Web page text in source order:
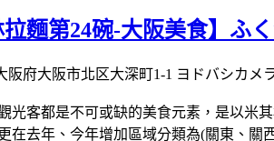
拉麵第24碗-大阪美食】ふ
阪府大阪市北区大深町1-1 ヨドバシカメ
光客都是不可或缺的美食元素，是以米
在去年、今年增加區域分類為(關東、關